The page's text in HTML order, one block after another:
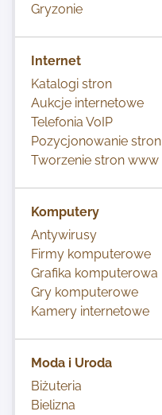
Gryzonie
Internet
Katalogi stron
Aukcje internetowe
Telefonia VoIP
Pozycjonowanie stron
Tworzenie stron www
Komputery
Antywirusy
Firmy komputerowe
Grafika komputerowa
Gry komputerowe
Kamery internetowe
Moda i Uroda
Biżuteria
Bielizna